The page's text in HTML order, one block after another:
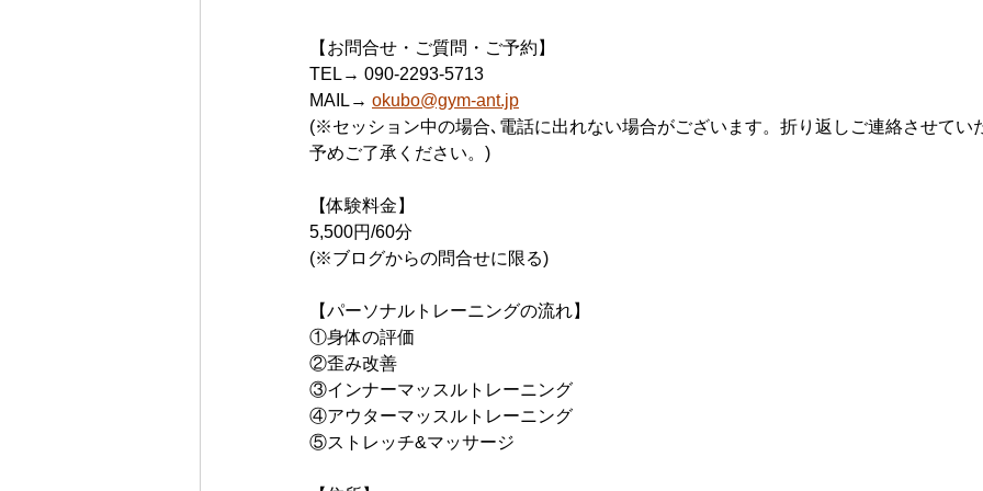
【お問合せ・ご質問・ご予約】
TEL→ 090-2293-5713
MAIL→ okubo@gym-ant.jp
(※セッション中の場合､電話に出れない場合がございます。折り返しご連絡させてい
予めご了承ください。)
【体験料金】
5,500円/60分
(※ブログからの問合せに限る)
【パーソナルトレーニングの流れ】
①身体の評価
②歪み改善
③インナーマッスルトレーニング
④アウターマッスルトレーニング
⑤ストレッチ&マッサージ